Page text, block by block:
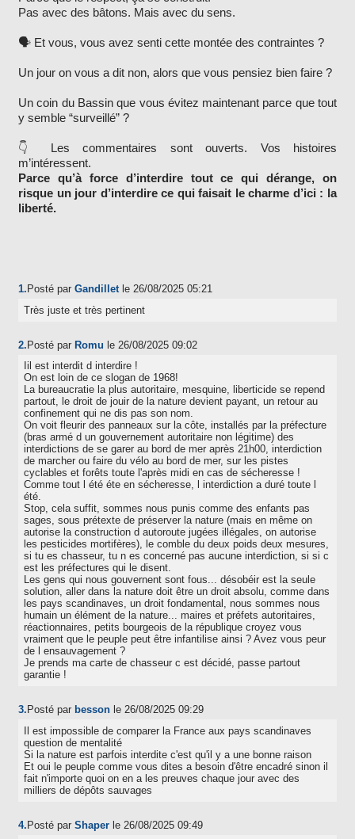
Pas avec des bâtons. Mais avec du sens.
🗣️ Et vous, vous avez senti cette montée des contraintes ?
Un jour on vous a dit non, alors que vous pensiez bien faire ?
Un coin du Bassin que vous évitez maintenant parce que tout
y semble “surveillé” ?
👇 Les commentaires sont ouverts. Vos histoires
m’intéressent.
Parce qu’à force d’interdire tout ce qui dérange, on
risque un jour d’interdire ce qui faisait le charme d’ici : la
liberté.
1. Posté par Gandillet le 26/08/2025 05:21
Très juste et très pertinent
2.Posté par Romu le 26/08/2025 09:02
Iil est interdit d interdire !
On est loin de ce slogan de 1968!
La bureaucratie la plus autoritaire, mesquine, liberticide se repend
partout, le droit de jouir de la nature devient payant, un retour au
confinement qui ne dis pas son nom.
On voit fleurir des panneaux sur la côte, installés par la préfecture
(bras armé d un gouvernement autoritaire non légitime) des
interdictions de se garer au bord de mer après 21h00, interdiction
de marcher ou faire du vélo au bord de mer, sur les pistes
cyclables et forêts toute l'après midi en cas de sécheresse !
Comme tout l été éte en sécheresse, l interdiction a duré toute l
été.
Stop, cela suffit, sommes nous punis comme des enfants pas
sages, sous prétexte de préserver la nature (mais en même on
autorise la construction d autoroute jugées illégales, on autorise
les pesticides mortifères), le comble du deux poids deux mesures,
si tu es chasseur, tu n es concerné pas aucune interdiction, si si c
est les préfectures qui le disent.
Les gens qui nous gouvernent sont fous... désobéir est la seule
solution, aller dans la nature doit être un droit absolu, comme dans
les pays scandinaves, un droit fondamental, nous sommes nous
humain un élément de la nature... maires et préfets autoritaires,
réactionnaires, petits bourgeois de la république croyez vous
vraiment que le peuple peut être infantilise ainsi ? Avez vous peur
de l ensauvagement ?
Je prends ma carte de chasseur c est décidé, passe partout
garantie !
3. Posté par besson le 26/08/2025 09:29
Il est impossible de comparer la France aux pays scandinaves
question de mentalité
Si la nature est parfois interdite c'est qu'il y a une bonne raison
Et oui le peuple comme vous dites a besoin d'être encadré sinon il
fait n'importe quoi on en a les preuves chaque jour avec des
milliers de dépôts sauvages
4.Posté par Shaper le 26/08/2025 09:49